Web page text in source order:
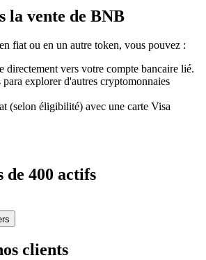
la vente de BNB
fiat ou en un autre token, vous pouvez :
directement vers votre compte bancaire lié.
explorer d'autres cryptomonnaies
(selon éligibilité) avec une carte Visa
de 400 actifs
clients